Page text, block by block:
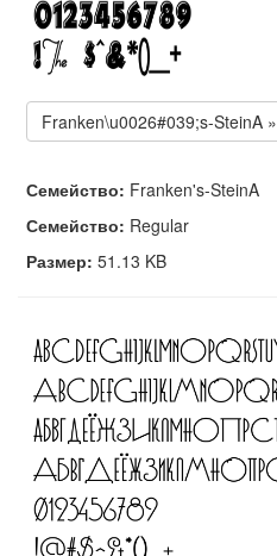
Franken\u0026#039;s-SteinA »
Семейство: Franken's-SteinA
Семейство: Regular
Размер: 51.13 KB